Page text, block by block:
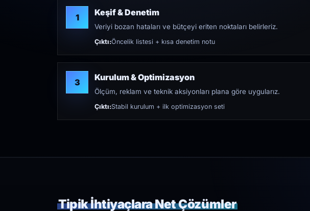
1 Keşif & Denetim
Veriyi bozan hataları ve bütçeyi eriten noktaları belirleriz.
Çıktı:Öncelik listesi + kısa denetim notu
3 Kurulum & Optimizasyon
Ölçüm, reklam ve teknik aksiyonları plana göre uygularız.
Çıktı:Stabil kurulum + ilk optimizasyon seti
Tipik İhtiyaçlara Net Çözümler